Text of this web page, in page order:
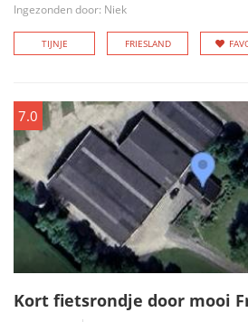
Ingezonden door: Niek
TIJNJE FRIESLAND
7.0
Kort fietsrondje door mooi